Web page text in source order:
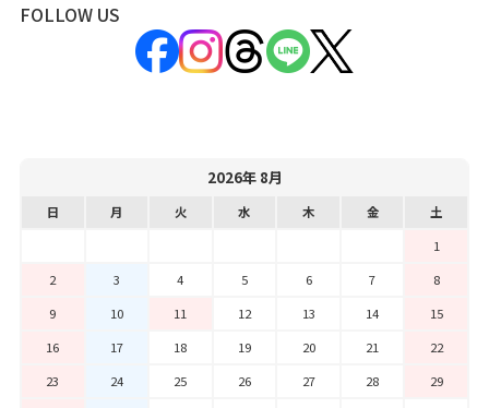
FOLLOW US
2026年 8月
日 月 火 水 木 金
土
1
2
3 4 5 6 7
8
9
10 11 12 13 14
15
16
17 18 19 20 21
22
23
24 25 26 27 28
29